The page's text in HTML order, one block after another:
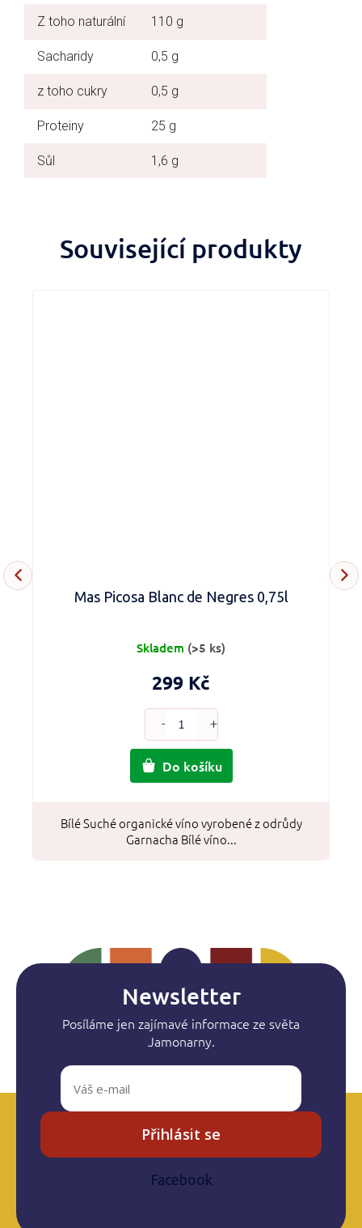
Související produkty
Mas Picosa Blanc de Negres 0,75l
299 Kč
Do košíku
Bílé Suché organické víno vyrobené z odrůdy
Garnacha Bílé víno...
Skladem (>5 ks)
Z toho naturální 110 g
Sacharidy 0,5 g
z toho cukry 0,5 g
Proteiny 25 g
Sůl 1,6 g
Newsletter
Posíláme jen zajímavé informace ze světa
Jamonarny.
Přihlásit se
Facebook